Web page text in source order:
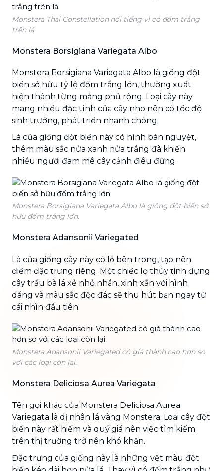
Monstera Thai Constellation nổi tiếng vì có đốm trắng
trên lá.
Monstera Borsigiana Variegata Albo
Monstera Borsigiana Variegata Albo là giống đột
biến sở hữu tỷ lệ đốm trắng lớn, thường xuất
hiện thành từng mảng phủ rộng. Loại cây này
mang nhiều đặc tính của cây nho nên có tốc độ
sinh trưởng, phát triển nhanh chóng.
Lá của giống đột biến này có hình bán nguyệt,
thêm màu sắc nửa xanh nửa trắng đã khiến
nhiều người đam mê cây cảnh điêu đứng.
Monstera Borsigiana Variegata Albo là giống đột biến sở
hữu đốm trắng lớn.
Monstera Adansonii Variegated
Lá của giống cây này có lỗ bên trong, tạo nên
điểm đặc trưng riêng. Một chiếc lọ thủy tinh đựng
cây trầu bà lá xẻ nhỏ nhắn, xinh xắn với hình
dáng và màu sắc độc đáo sẽ thu hút bạn ngay từ
cái nhìn đầu tiên.
Monstera Adansonii Variegated có giá thành cao hơn so
với các loại còn lại.
Monstera Deliciosa Aurea Variegata
Tên gọi khác của Monstera Deliciosa Aurea
Variegata là dị nhân lá vàng Monstera. Loại cây đột
biến này rất hiếm và quý giá nên việc tìm kiếm
trên thị trường trở nên khó khăn.
Đặc trưng của giống này là những vệt màu đột